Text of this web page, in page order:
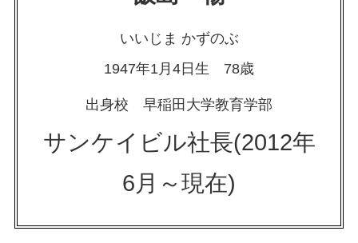
いいじま かずのぶ
1947年1月4日生 78歳
出身校 早稲田大学教育学部
サンケイビル社長(2012年
6月～現在)